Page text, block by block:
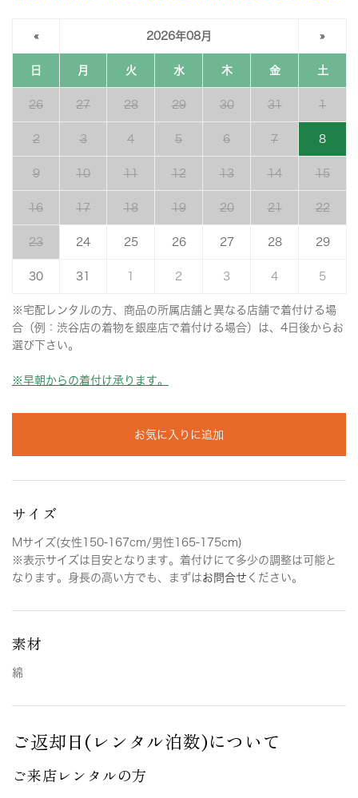
« 2026年08月 »
日 月 火 水 木 金 土
26 27 28 29 30 31 1
2 3 4 5 6 7 8
9 10 11 12 13 14 15
16 17 18 19 20 21 22
23 24 25 26 27 28 29
30 31 2 3 4 5
※宅配レンタルの方、商品の所属店舗と異なる店舗で着付ける場
合（例：渋谷店の着物を銀座店で着付ける場合）は、4日後からお
選び下さい。
※早朝からの着付け承ります。
お気に入りに追加
サイズ
Mサイズ(女性150-167cm/男性165-175cm)
※表示サイズは目安となります。着付けにて多少の調整は可能と
なります。身長の高い方でも、まずはお問合せ ください。
素材
綿
ご返却日(レンタル泊数)について
ご来店レンタルの方